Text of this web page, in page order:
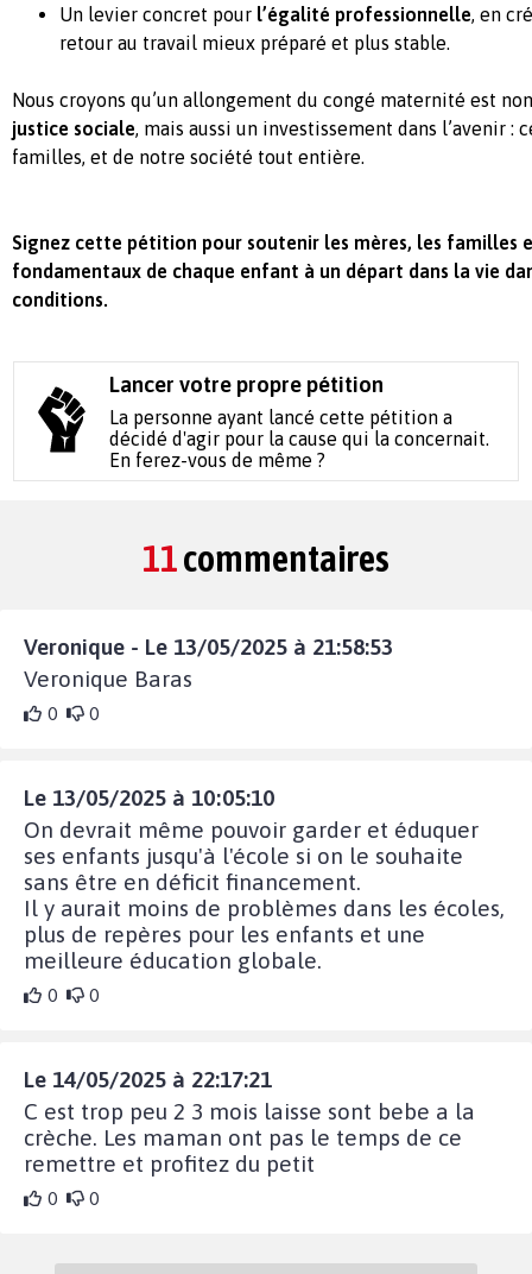
Un levier concret pour l’égalité professionnelle, en
retour au travail mieux préparé et plus stable.
Nous croyons qu’un allongement du congé maternité est
justice sociale, mais aussi un investissement dans l’avenir :
familles, et de notre société tout entière.
Signez cette pétition pour soutenir les mères, les familles
fondamentaux de chaque enfant à un départ dans la vie
conditions.
Lancer votre propre pétition
La personne ayant lancé cette pétition a
décidé d'agir pour la cause qui la concernait.
En ferez-vous de même ?
11commentaires
Veronique - Le 13/05/2025 à 21:58:53
Veronique Baras
0 0
Le 13/05/2025 à 10:05:10
On devrait même pouvoir garder et éduquer
ses enfants jusqu'à l'école si on le souhaite
sans être en déficit financement.
Il y aurait moins de problèmes dans les écoles,
plus de repères pour les enfants et une
meilleure éducation globale.
0 0
Le 14/05/2025 à 22:17:21
C est trop peu 2 3 mois laisse sont bebe a la
crèche. Les maman ont pas le temps de ce
remettre et profitez du petit
0 0